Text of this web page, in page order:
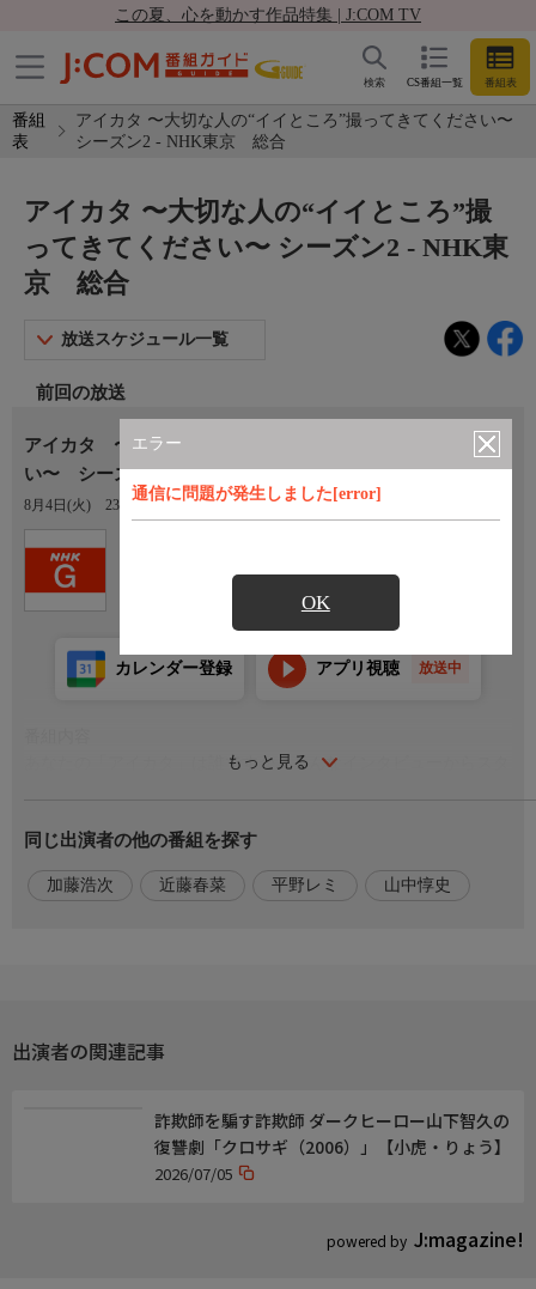
この夏、心を動かす作品特集 | J:COM TV
CS番組一覧 番組表
検索
番組
表
アイカタ 〜大切な人の“イイところ”撮ってきてください〜
シーズン2 - NHK東京 総合
エラー
通信に問題が発生しました[error]
OK
アイカタ 〜大切な人の“イイところ”撮
ってきてください〜 シーズン2 - NHK東
京 総合
放送スケジュール一覧
前回の放送
アイカタ 〜大切な人の“イイところ”撮ってきてくださ
い〜 シーズン2（5）[字]
8月4日(火) 23:00〜23:30
もっと見る
カレンダー登録 アプリ視聴 放送中
あなたの「アイカタ」は誰ですか？そんなインタビューからスタ
シーズン2の第5回は秩父で人気のかき氷店を手がける親子。そし
て、大人気の料理愛好家・平野レミ。歌手としての顔もあわせ持
つ平野のアイカタは注目の若手ピアニスト・山中惇史！密着ロケ
同じ出演者の他の番組を探す
加藤浩次 近藤春菜 平野レミ 山中惇史
出演者の関連記事
powered by J:magazine!
詐欺師を騙す詐欺師 ダークヒーロー山下智久の
復讐劇「クロサギ（2006）」【小虎・りょう】
2026/07/05